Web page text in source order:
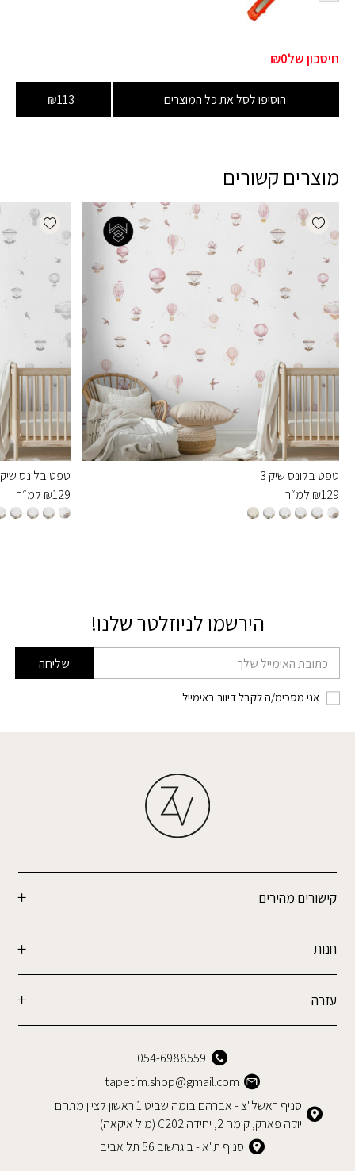
חיסכון של₪0
הוסיפו לסל את כל המוצרים ₪113
מוצרים קשורים
Add wishlist
טפט בלונס שיק 3
₪129 למ״ר
wishlist
טפט בלונס שיק
₪129 למ״ר
הירשמו לניוזלטר שלנו!
דוא׳׳ל שליחה
אני מסכימ/ה לקבל דיוור באימייל
קישורים מהירים
חנות
עזרה
054-6988559
tapetim.shop@gmail.com
סניף ראשל"צ - אברהם בומה שביט 1 ראשון לציון מתחם
יוקה פארק, קומה 2, יחידה C202 (מול איקאה)
סניף ת"א - בוגרשוב 56 תל אביב